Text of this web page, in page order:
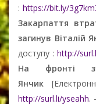
: https://bit.ly/
Закарпаття
загинув Віталій
доступу : http://
На фронті
Янчик
http://surl.li/yseahh.